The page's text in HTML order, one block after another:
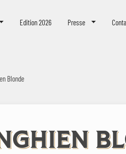
Edition 2026 Presse
Blonde